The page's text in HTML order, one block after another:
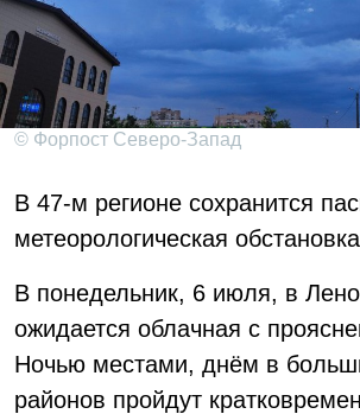
© Форпост Северо-Запад
В 47-м регионе сохранится
метеорологическая
В понедельник, 6 июля, в
ожидается облачная с
Ночью местами, днём в
районов пройдут